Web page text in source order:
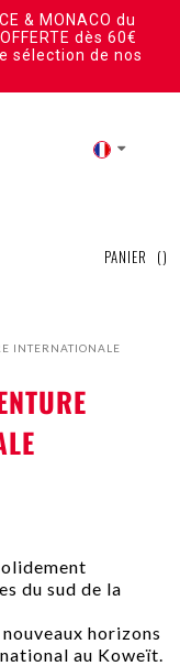
& MONACO du
dès 60€
sélection de nos
PANIER ()
INTERNATIONALE
du sud de la
horizons
au Koweït.